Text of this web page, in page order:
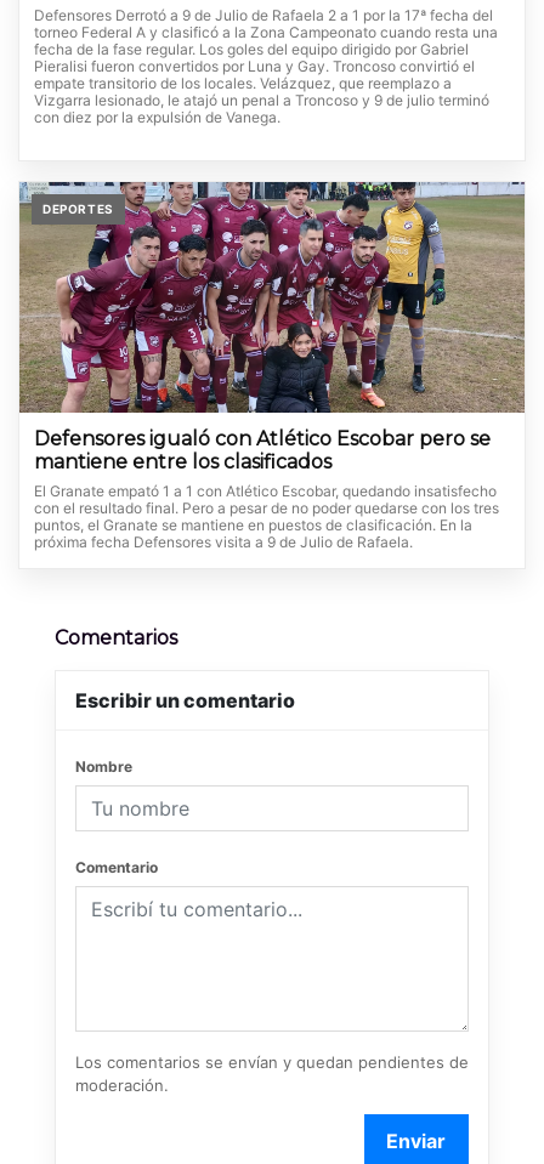
Defensores Derrotó a 9 de Julio de Rafaela 2 a 1 por la 17ª fecha del
torneo Federal A y clasificó a la Zona Campeonato cuando resta una
fecha de la fase regular. Los goles del equipo dirigido por Gabriel
Pieralisi fueron convertidos por Luna y Gay. Troncoso convirtió el
empate transitorio de los locales. Velázquez, que reemplazo a
Vizgarra lesionado, le atajó un penal a Troncoso y 9 de julio terminó
con diez por la expulsión de Vanega.
DEPORTES
Defensores igualó con Atlético Escobar pero se
mantiene entre los clasificados
El Granate empató 1 a 1 con Atlético Escobar, quedando insatisfecho
con el resultado final. Pero a pesar de no poder quedarse con los tres
puntos, el Granate se mantiene en puestos de clasificación. En la
próxima fecha Defensores visita a 9 de Julio de Rafaela.
Comentarios
Escribir un comentario
Nombre
Comentario
Los comentarios se envían y quedan pendientes de
moderación.
Enviar